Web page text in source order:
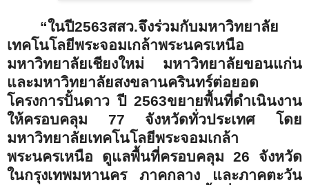
“ในปี2563สสว.จึงร่วมกับมหาวิทยาลัย
เทคโนโลยีพระจอมเกล้าพระนครเหนือ
มหาวิทยาลัยเชียงใหม่ มหาวิทยาลัยขอนแก่น
และมหาวิทยาลัยสงขลานครินทร์ต่อยอด
โครงการปั้นดาว ปี 2563ขยายพื้นที่ดำเนินงาน
ให้ครอบคลุม 77 จังหวัดทั่วประเทศ โดย
มหาวิทยาลัยเทคโนโลยีพระจอมเกล้า
พระนครเหนือ ดูแลพื้นที่ครอบคลุม 26 จังหวัด
ในกรุงเทพมหานคร ภาคกลาง และภาคตะวัน